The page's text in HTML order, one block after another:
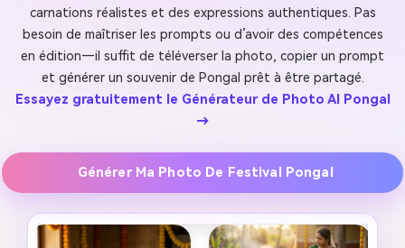
carnations réalistes et des expressions authentiques. Pas
besoin de maîtriser les prompts ou d’avoir des compétences
en édition—il suffit de téléverser la photo, copier un prompt
et générer un souvenir de Pongal prêt à être partagé.
Essayez gratuitement le Générateur de Photo AI Pongal
→
Générer Ma Photo De Festival Pongal